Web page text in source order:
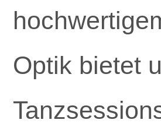
Optik bietet